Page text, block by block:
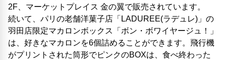
2F、マーケットプレイス 金の翼で販売されています。
続いて、パリの老舗洋菓子店「LADUREE(ラデュレ)」の
羽田店限定マカロンボックス「ボン・ボワイヤージュ！」
は、好きなマカロンを6個詰めることができます。飛行機
がプリントされた筒形でピンクのBOXは、食べ終わった